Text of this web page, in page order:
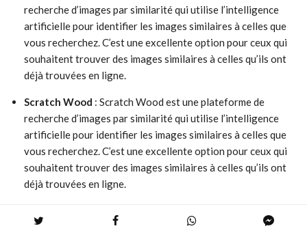
recherche d’images par similarité qui utilise l’intelligence
artificielle pour identifier les images similaires à celles que
vous recherchez. C’est une excellente option pour ceux qui
souhaitent trouver des images similaires à celles qu’ils ont
déjà trouvées en ligne.
Scratch Wood : Scratch Wood est une plateforme de
recherche d’images par similarité qui utilise l’intelligence
artificielle pour identifier les images similaires à celles que
vous recherchez. C’est une excellente option pour ceux qui
souhaitent trouver des images similaires à celles qu’ils ont
déjà trouvées en ligne.
Alternatives Open Source